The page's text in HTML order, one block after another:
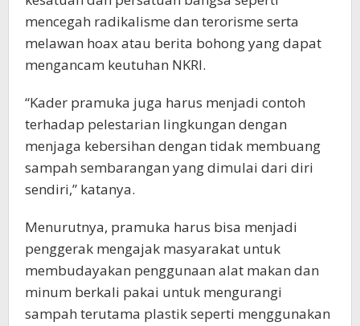
mencegah radikalisme dan terorisme serta
melawan hoax atau berita bohong yang dapat
mengancam keutuhan NKRI.
“Kader pramuka juga harus menjadi contoh
terhadap pelestarian lingkungan dengan
menjaga kebersihan dengan tidak membuang
sampah sembarangan yang dimulai dari diri
sendiri,” katanya.
Menurutnya, pramuka harus bisa menjadi
penggerak mengajak masyarakat untuk
membudayakan penggunaan alat makan dan
minum berkali pakai untuk mengurangi
sampah terutama plastik seperti menggunakan